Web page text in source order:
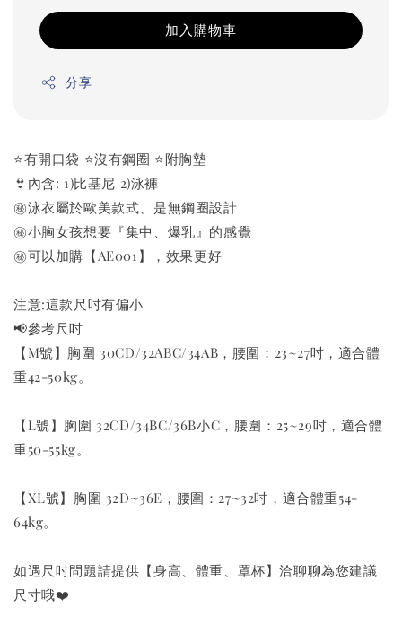
加入購物車
分享
⭐️有開口袋 ⭐️沒有鋼圈 ⭐️附胸墊
👙內含: 1)比基尼 2)泳褲
㊙️泳衣屬於歐美款式、是無鋼圈設計
㊙️小胸女孩想要『集中、爆乳』的感覺
㊙️可以加購【AE001】，效果更好
注意:這款尺吋有偏小
📢參考尺吋
【M號】胸圍 30CD/32ABC/34AB，腰圍：23~27吋，適合體
重42-50kg。
【L號】胸圍 32CD/34BC/36B小C，腰圍：25~29吋，適合體
重50-55kg。
【XL號】胸圍 32D~36E，腰圍：27~32吋，適合體重54-
64kg。
如遇尺吋問題請提供【身高、體重、罩杯】洽聊聊為您建議
尺寸哦❤️